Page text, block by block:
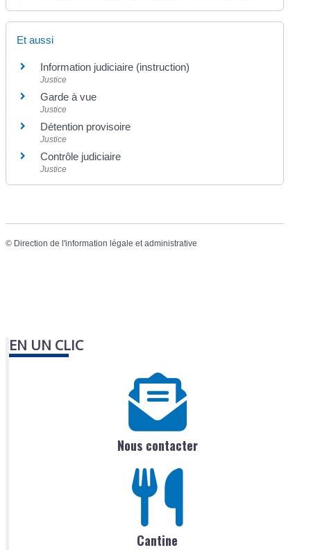
Et aussi
Information judiciaire (instruction)
Justice
Garde à vue
Justice
Détention provisoire
Justice
Contrôle judiciaire
Justice
© Direction de l'information légale et administrative
EN UN CLIC
Nous contacter
Cantine